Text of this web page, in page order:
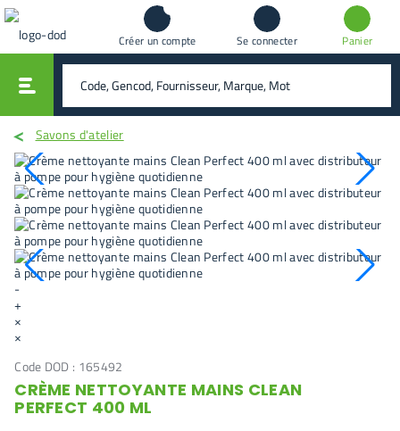
Créer un compte Se connecter Panier
rechercher
Savons d'atelier
-
+
×
×
Code DOD : 165492
CRÈME NETTOYANTE MAINS CLEAN
PERFECT 400 ML